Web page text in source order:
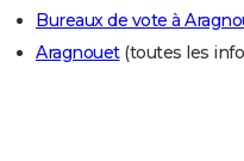
Art de vivre
Bien-être
Loisirs
Mode
Modes de vie
Bureaux de vote à
Aragnouet(toutes les